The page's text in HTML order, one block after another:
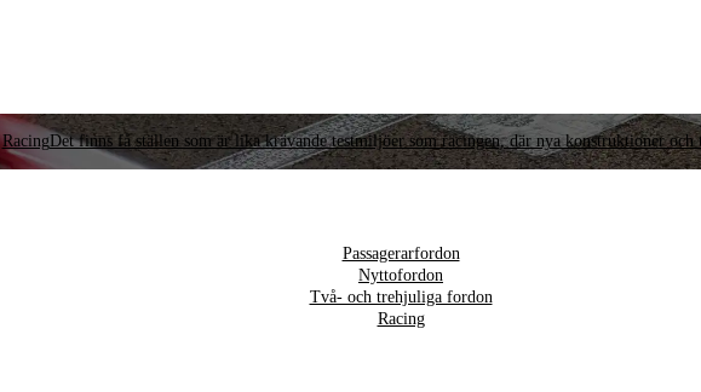
RacingDet finns få ställen som är lika krävande testmiljöer som racingen, där nya konstruktioner och
Passagerarfordon
Nyttofordon
Två- och trehjuliga fordon
Racing